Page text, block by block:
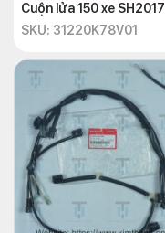
Cuộn lửa 150 xe SH2017
SKU: 31220K78V01